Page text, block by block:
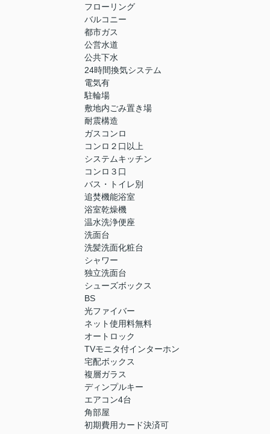
フローリング
バルコニー
都市ガス
公営水道
公共下水
24時間換気システム
電気有
駐輪場
敷地内ごみ置き場
耐震構造
ガスコンロ
コンロ２口以上
システムキッチン
コンロ３口
バス・トイレ別
追焚機能浴室
浴室乾燥機
温水洗浄便座
洗面台
洗髪洗面化粧台
シャワー
独立洗面台
シューズボックス
BS
光ファイバー
ネット使用料無料
オートロック
TVモニタ付インターホン
宅配ボックス
複層ガラス
ディンプルキー
エアコン4台
角部屋
初期費用カード決済可